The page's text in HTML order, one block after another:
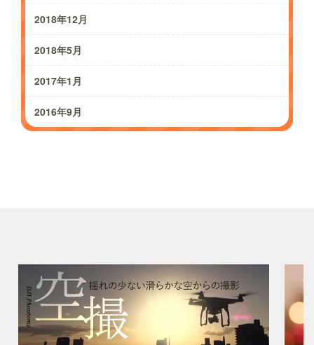
2018年12月
2018年5月
2017年1月
2016年9月